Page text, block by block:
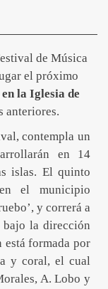
de Música
el próximo
la Iglesia de
anteriores.
contempla un
en 14
islas. El quinto
el municipio
y correrá a
bajo la dirección
está formada por
y coral, el cual
A. Lobo y